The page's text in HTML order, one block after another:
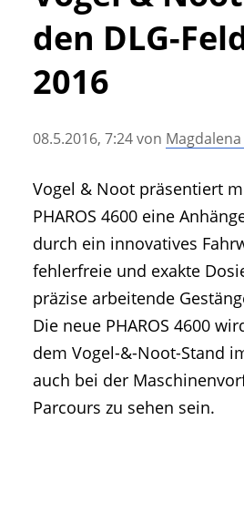
• Geschichte und
• Messen und
• Mitteilung der Redaktion
• Agritechnica Neuheiten
den DLG-
2016
08.5.2016, 7:24von
Vogel & Noot präsentiert
PHAROS 4600 eine
durch ein innovatives
fehlerfreie und exakte
präzise arbeitende
Die neue PHAROS 4600
dem Vogel-&-Noot-Stand
auch bei der
Parcours zu sehen sein.